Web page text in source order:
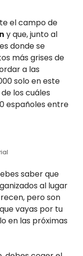
el campo de
y que, junto al
donde se
más grises de
a las
solo en este
los cuáles
españoles entre
saber que
al lugar
pero son
vayas por tu
en las próximas